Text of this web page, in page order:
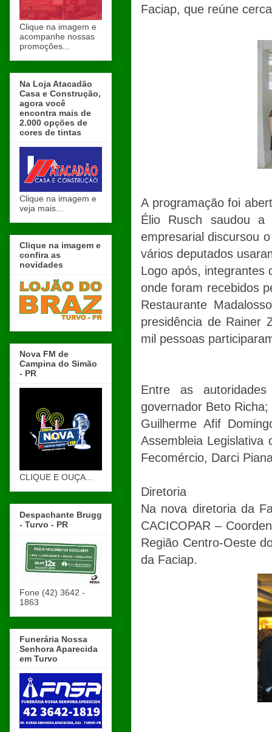
Faciap, que reúne
A programação foi
Élio Rusch saudou
empresarial discursou
vários deputados
Logo após, integrantes
onde foram recebidos
Restaurante
presidência de Rainer
mil pessoas
Entre as
governador Beto
Guilherme Afif
Assembleia Legislativa
Fecomércio, Darci
Diretoria
Na nova diretoria da
CACICOPAR –
Região Centro-Oeste
da Faciap.
Clique na imagem e
acompanhe nossas
promoções...
Na Loja Atacadão
Casa e Construção,
agora você
encontra mais de
2.000 opções de
cores de tintas
Clique na imagem e
veja mais...
Clique na imagem e
confira as
novidades
Nova FM de
Campina do Simão
- PR
CLIQUE E OUÇA...
Despachante Brugg
- Turvo - PR
Fone (42) 3642 -
1863
Funerária Nossa
Senhora Aparecida
em Turvo